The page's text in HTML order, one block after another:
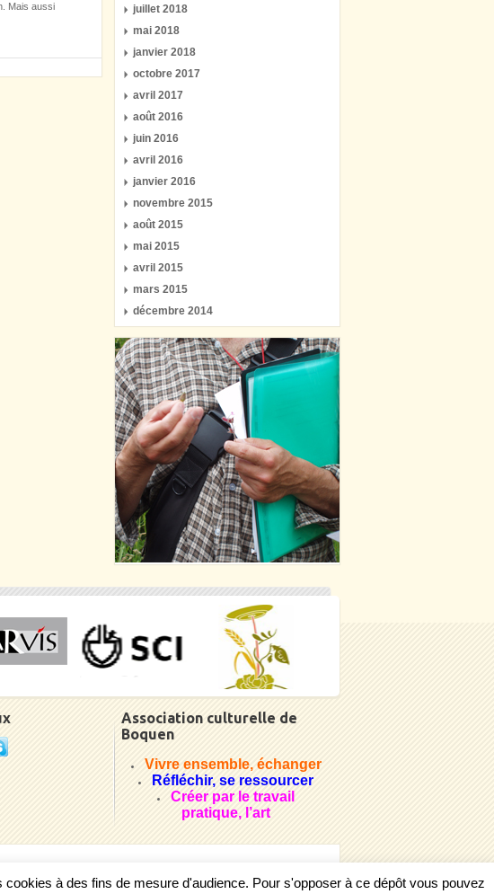
Mais aussi
juillet 2018
mai 2018
janvier 2018
octobre 2017
avril 2017
août 2016
juin 2016
avril 2016
janvier 2016
novembre 2015
août 2015
mai 2015
avril 2015
mars 2015
décembre 2014
Association culturelle de
Boquen
Vivre ensemble, échanger
Réfléchir, se ressourcer
Créer par le travail
pratique, l’art
à des fins de mesure d'audience. Pour s'opposer à ce dépôt vous pouvez